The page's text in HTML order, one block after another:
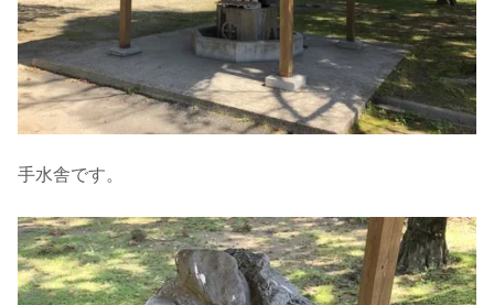
手水舎です。